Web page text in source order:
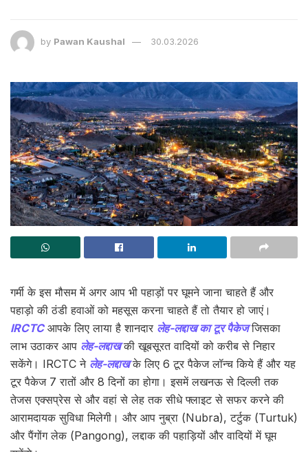
by Pawan Kaushal 30.03.2026
गर्मी के इस मौसम में अगर आप भी पहाड़ों पर घूमने जाना चाहते हैं और
पहाड़ो की ठंडी हवाओं को महसूस करना चाहते हैं तो तैयार हो जाएं।
IRCTCआपके लिए लाया है शानदार लेह-लद्दाख का टूर पैकेजजिसका
लाभ उठाकर आप लेह-लद्दाखकी खूबसूरत वादियों को करीब से निहार
सकेंगे। IRCTC ने लेह-लद्दाखके लिए 6 टूर पैकेज लॉन्च किये हैं और यह
टूर पैकेज 7 रातों और 8 दिनों का होगा। इसमें लखनऊ से दिल्ली तक
तेजस एक्सप्रेस से और वहां से लेह तक सीधे फ्लाइट से सफर करने की
आरामदायक सुविधा मिलेगी। और आप नुब्रा (Nubra), टर्टुक (Turtuk)
और पैंगोंग लेक (Pangong), लद्दाक की पहाड़ियों और वादियों में घूम